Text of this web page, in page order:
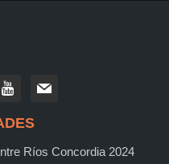
Ríos Concordia 2024